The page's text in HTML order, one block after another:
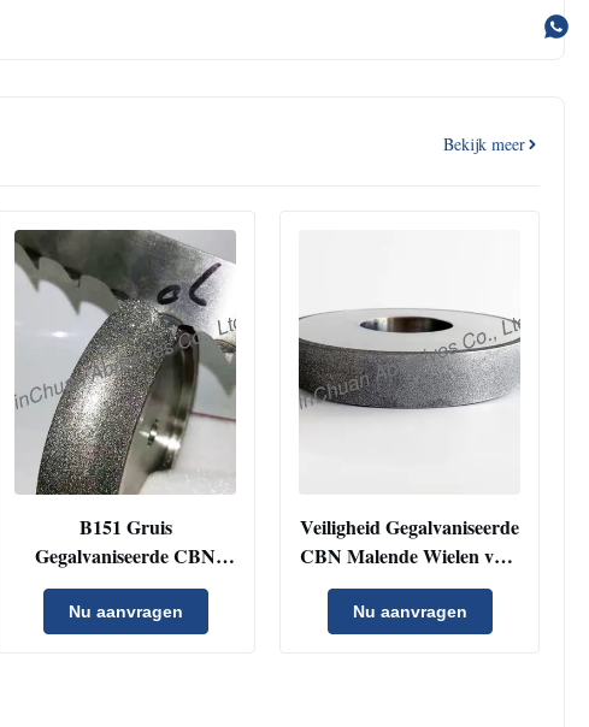
Bekijk meer
B151 Gruis
Gegalvaniseerde CBN
Malende Wielen 12.7mm
Binnengat 22.23mm Dikte
Nu aanvragen
Veiligheid Gegalvaniseerde
CBN Malende Wielen voor
Houten het Draaien
Hulpmiddelenb100 Gruis
Nu aanvragen